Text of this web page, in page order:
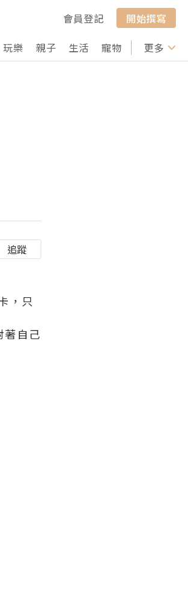
會員登記
開始撰寫
玩樂 親子 生活 寵物 行山 打卡
更多
追蹤
，只
自己